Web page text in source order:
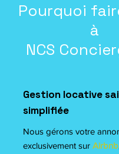
Pourquoi
à
NCS
Gestion locative
simplifiée
Nous gérons votre
exclusivement sur Airbnb